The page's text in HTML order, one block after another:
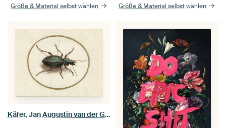
Größe & Material selbst wählen Größe & Material selbst wählen
Käfer, Jan Augustin van der Goes